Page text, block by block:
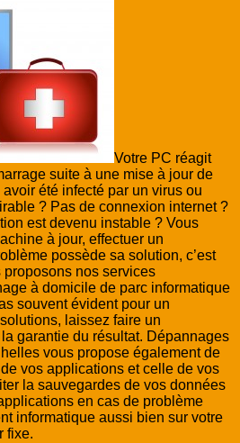
Votre PC réagit
suite à une mise à jour de
été infecté par un virus ou
? Pas de connexion internet ?
est devenu instable ? Vous
à jour, effectuer un
possède sa solution, c’est
nos services
à domicile de parc informatique
souvent évident pour un
laissez faire un
garantie du résultat. Dépannages
vous propose également de
vos applications et celle de vos
la sauvegardes de vos données
en cas de problème
informatique aussi bien sur votre
fixe.